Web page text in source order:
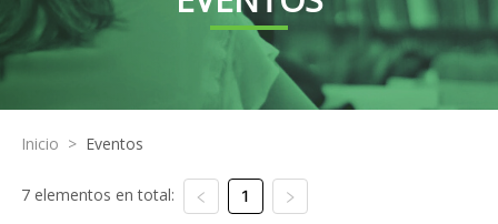
Inicio > Eventos
7 elementos en total: 1